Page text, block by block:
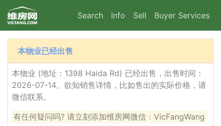
Search Info Sell Buyer Services
本物业已经出售
本物业 (地址：1398 Haida Rd) 已经出售，出售时间：
2026-07-14。欲知销售详情，比如售出的实际价格，请
微信联系。
有任何疑问吗? 请立刻添加维房网微信：VicFangWang